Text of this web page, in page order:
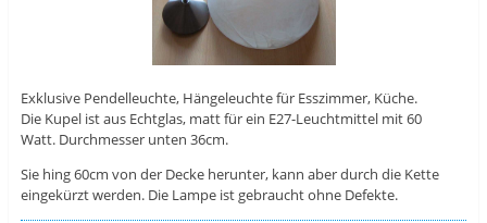
Exklusive Pendelleuchte, Hängeleuchte für Esszimmer, Küche.
Die Kupel ist aus Echtglas, matt für ein E27-Leuchtmittel mit 60
Watt. Durchmesser unten 36cm.
Sie hing 60cm von der Decke herunter, kann aber durch die Kette
eingekürzt werden. Die Lampe ist gebraucht ohne Defekte.